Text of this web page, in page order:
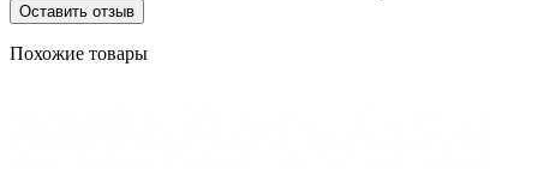
Оставить отзыв
Похожие товары